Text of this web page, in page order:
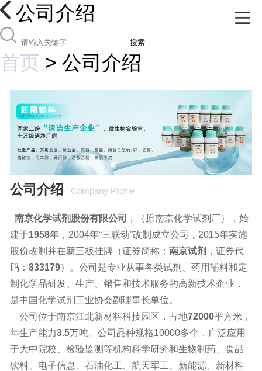
公司介绍
搜索
首页 > 公司介绍
公司介绍 Company Profile
南京化学试剂股份有限公司
，（原南京化学试剂厂），始
建于1958年，2004年“三联动”改制成立公司，2015年实施
股份改制并在新三板挂牌（证券简称： 南京试剂 ，证券代
码： 833179）。公司是专业从事各类试剂、药用辅料和定
制化学品研发、生产、销售和技术服务的高新技术企业，
是中国化学试剂工业协会副理事长单位。
公司位于南京江北新材料科技园区，占地72000平方米，
年生产能力3.5万吨。公司品种规格10000多个，广泛应用
于大中院校、检验监测等机构科学研究和生物制药、食品
饮料、电子信息、石油化工、航天军工、新能源、新材料